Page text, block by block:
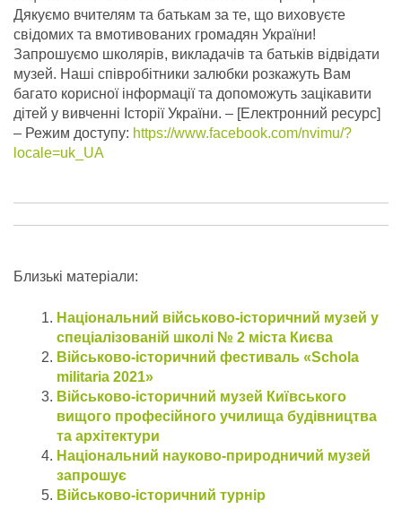
Дякуємо вчителям та батькам за те, що виховуєте
свідомих та вмотивованих громадян України!
Запрошуємо школярів, викладачів та батьків відвідати
музей. Наші співробітники залюбки розкажуть Вам
багато корисної інформації та допоможуть зацікавити
дітей у вивченні Історії України. – [Електронний ресурс]
– Режим доступу: https://www.facebook.com/nvimu/?
locale=uk_UA
Близькі матеріали:
Національний військово-історичний музей у
спеціалізованій школі № 2 міста Києва
Військово-історичний фестиваль «Schola
militaria 2021»
Військово-історичний музей Київського
вищого професійного училища будівництва
та архітектури
Національний науково-природничий музей
запрошує
Військово-історичний турнір